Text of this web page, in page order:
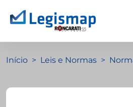
Início Leis e Normas